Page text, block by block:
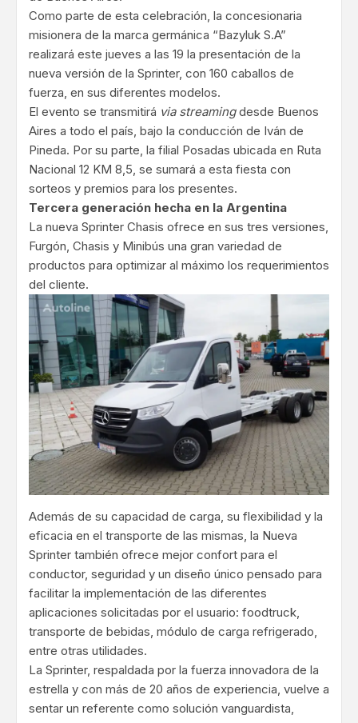
Como parte de esta celebración, la concesionaria
misionera de la marca germánica “Bazyluk S.A”
realizará este jueves a las 19 la presentación de la
nueva versión de la Sprinter, con 160 caballos de
fuerza, en sus diferentes modelos.
El evento se transmitirá via streamingdesde Buenos
Aires a todo el país, bajo la conducción de Iván de
Pineda. Por su parte, la filial Posadas ubicada en Ruta
Nacional 12 KM 8,5, se sumará a esta fiesta con
sorteos y premios para los presentes.
Tercera generación hecha en la Argentina
La nueva Sprinter Chasis ofrece en sus tres versiones,
Furgón, Chasis y Minibús una gran variedad de
productos para optimizar al máximo los requerimientos
del cliente.
Además de su capacidad de carga, su flexibilidad y la
eficacia en el transporte de las mismas, la Nueva
Sprinter también ofrece mejor confort para el
conductor, seguridad y un diseño único pensado para
facilitar la implementación de las diferentes
aplicaciones solicitadas por el usuario: foodtruck,
transporte de bebidas, módulo de carga refrigerado,
entre otras utilidades.
La Sprinter, respaldada por la fuerza innovadora de la
estrella y con más de 20 años de experiencia, vuelve a
sentar un referente como solución vanguardista,